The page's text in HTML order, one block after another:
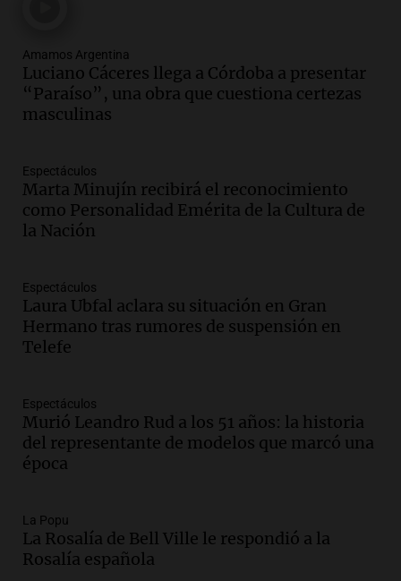
Audio.Denuncias por represión en el
Congreso y evacuación por derrame de
oxígeno en Montecastro
Panorama Federal
y llega avión para escuelas de la décima
brigada aérea
Panorama Federal
Episodios
como enfermedad laboral tras la muerte
de un docente
Panorama Federal
Episodios
Luis a partir de agosto por nueva
regulación de la energía
Panorama Federal
Episodios
buscar ayuda el último año”
La Argentina, hoy
Episodios
Amamos Argentina
Luciano Cáceres llega a Córdoba a presentar
“Paraíso”, una obra que cuestiona certezas
masculinas
Espectáculos
Marta Minujín recibirá el reconocimiento
como Personalidad Emérita de la Cultura de
la Nación
Espectáculos
Laura Ubfal aclara su situación en Gran
Hermano tras rumores de suspensión en
Telefe
Espectáculos
Murió Leandro Rud a los 51 años: la historia
del representante de modelos que marcó una
época
La Popu
La Rosalía de Bell Ville le respondió a la
Rosalía española